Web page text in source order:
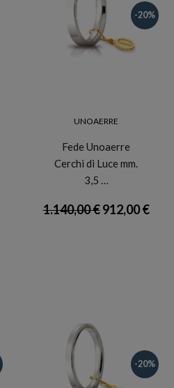
-20%
UNOAERRE
Fede Unoaerre
Cerchi di Luce mm.
3,5 …
1.140,00 €912,00 €
-20%